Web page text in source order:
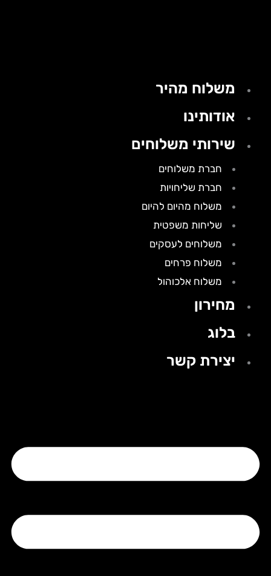
משלוח מהיר
אודותינו
שירותי משלוחים
חברת משלוחים
חברת שליחויות
משלוח מהיום להיום
שליחות משפטית
משלוחים לעסקים
משלוח פרחים
משלוח אלכוהול
מחירון
בלוג
יצירת קשר